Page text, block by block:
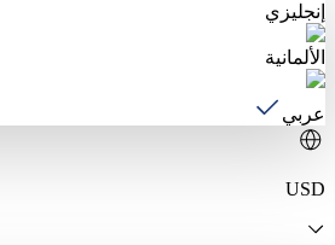
إنجليزي
الألمانية
عربي
USD